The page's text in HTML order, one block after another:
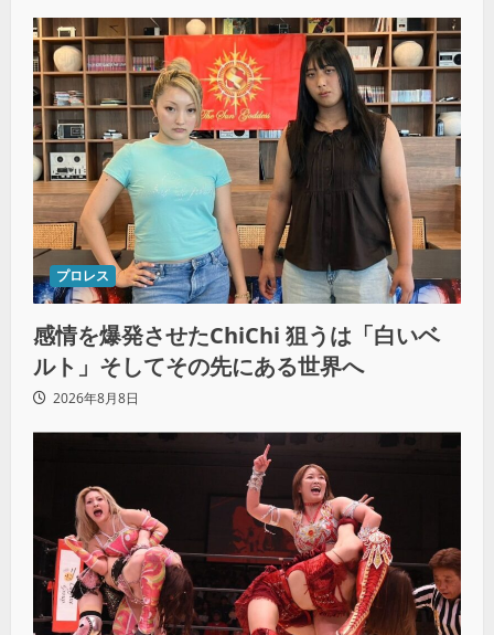
プロレス
感情を爆発させたChiChi 狙うは「白いベ
ルト」そしてその先にある世界へ
2026年8月8日